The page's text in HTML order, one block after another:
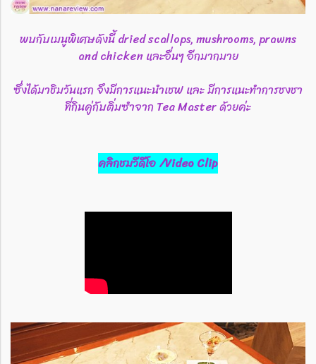
พบกับเมนูพิเศษดังนี้ dried scallops, mushrooms, prawns
and chicken และอื่นๆ อีกมากมาย
ซึ่งได้มาชิมวันแรก จึงมีการแนะนำเชฟ และ มีการแนะทำการชงชา
ที่กินคู่กับติ่มซำจาก Tea Master ด้วยค่ะ
คลิกชมวีดีโอ /Video Clip